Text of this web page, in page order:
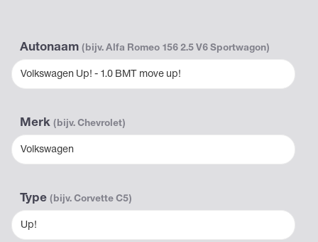
Autonaam (bijv. Alfa Romeo 156 2.5 V6 Sportwagon)
Volkswagen Up! - 1.0 BMT move up!
Merk (bijv. Chevrolet)
Volkswagen
Type (bijv. Corvette C5)
Up!